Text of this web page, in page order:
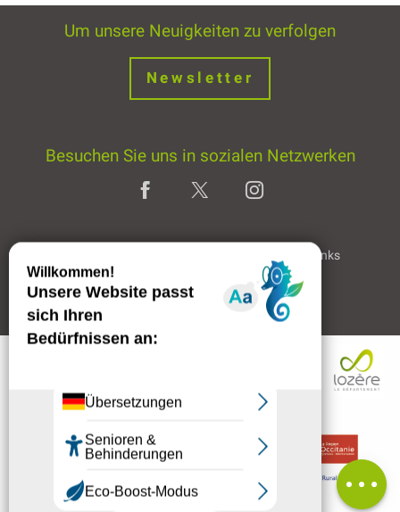
Preise
Öffnungen
kontaktieren
Kommentare
Um unsere Neuigkeiten zu verfolgen
Newsletter
Besuchen Sie uns in sozialen Netzwerken
Partner & Links
Professioneller Bereich